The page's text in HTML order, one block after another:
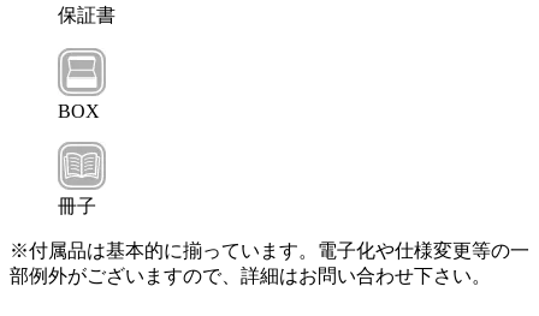
保証書
BOX
冊子
※付属品は基本的に揃っています。電子化や仕様変更等の一
部例外がございますので、詳細はお問い合わせ下さい。